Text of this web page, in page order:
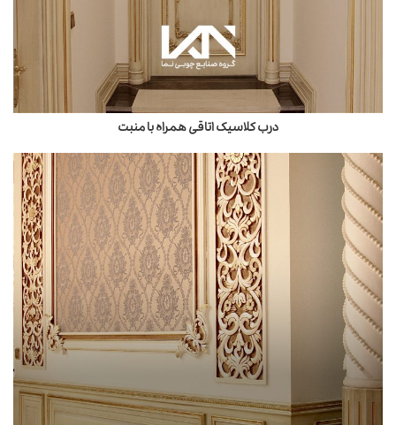
درب کلاسیک اتاقی همراه با منبت